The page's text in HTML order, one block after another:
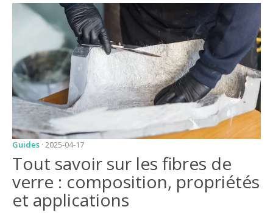
DOSSIER
CONSEILS ET
ASTUCES
GUIDES
JARDIN
ENTRETIEN
PISCINE
ENTRETIEN
PARTENAIRES
Guides · 2025-04-17
Tout savoir sur les fibres de
verre : composition, propriétés
et applications